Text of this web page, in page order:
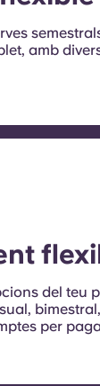
amb
del teu
per